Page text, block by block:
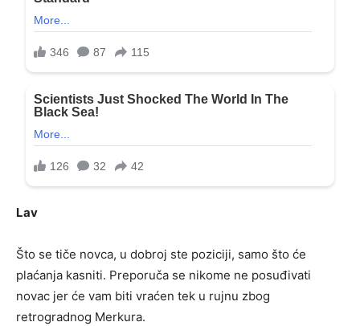
Lav
Što se tiče novca, u dobroj ste poziciji, samo što će
plaćanja kasniti. Preporuča se nikome ne posuđivati ​​
novac jer će vam biti vraćen tek u rujnu zbog
retrogradnog Merkura.